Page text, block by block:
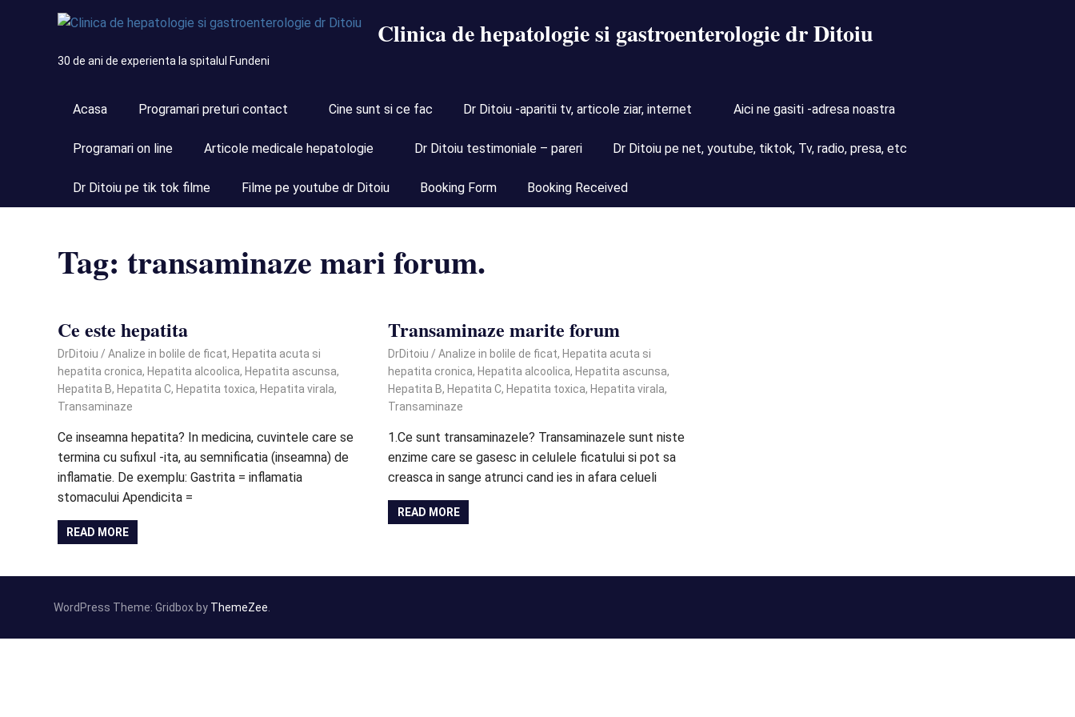
Clinica de hepatologie si gastroenterologie dr Ditoiu
30 de ani de experienta la spitalul Fundeni
Acasa Programari preturi contact Cine sunt si ce fac Dr Ditoiu -aparitii tv, articole ziar, internet Aici ne gasiti -adresa noastra
Programari on line Articole medicale hepatologie Dr Ditoiu testimoniale – pareri Dr Ditoiu pe net, youtube, tiktok, Tv, radio, presa, etc
Dr Ditoiu pe tik tok filme Filme pe youtube dr Ditoiu Booking Form Booking Received
Tag: transaminaze mari forum.
Ce este hepatita
January 22, 2021
DrDitoiu Analize in bolile de ficat, Hepatita acuta si
hepatita cronica, Hepatita alcoolica, Hepatita ascunsa,
Hepatita B, Hepatita C, Hepatita toxica, Hepatita virala,
Transaminaze
Ce inseamna hepatita? In medicina, cuvintele care se
termina cu sufixul -ita, au semnificatia (inseamna) de
inflamatie. De exemplu: Gastrita = inflamatia
stomacului Apendicita =
READ MORE
Transaminaze marite forum
January 22, 2021
DrDitoiu Analize in bolile de ficat, Hepatita acuta si
hepatita cronica, Hepatita alcoolica, Hepatita ascunsa,
Hepatita B, Hepatita C, Hepatita toxica, Hepatita virala,
Transaminaze
1.Ce sunt transaminazele? Transaminazele sunt niste
enzime care se gasesc in celulele ficatului si pot sa
creasca in sange atrunci cand ies in afara celueli
READ MORE
WordPress Theme: Gridbox by ThemeZee.